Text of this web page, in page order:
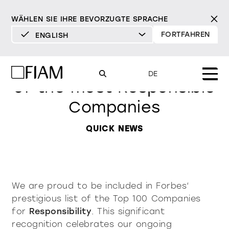
WÄHLEN SIE IHRE BEVORZUGTE SPRACHE
ENGLISH
ENGLISH
FORTFAHREN
DE
INCISIVE SOFT
INCISIVE SOFT
INCISIVE SOFT
spiegel
tv-spiegel
bibliotheken und
systeme
Milano Design Week 2026
Spiegel
TV-Spiegel
händler
FIAM in Forbes‘ Top 100 list
of the most Responsible
Companies
QUICK NEWS
We are proud to be included in Forbes‘
prestigious list of the Top 100 Companies
for Responsibility. This significant
recognition celebrates our ongoing